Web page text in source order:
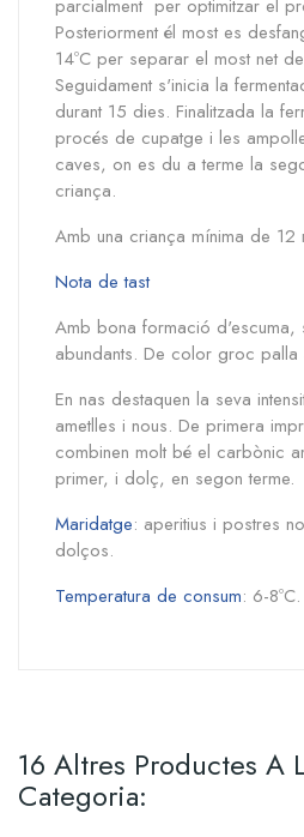
parcialment per optimitzar el
Posteriorment él most es
14ºC per separar el most net
Seguidament s'inicia la
durant 15 dies. Finalitzada la
procés de cupatge i les
caves, on es du a terme la
criança.
Amb una criança mínima de 12
Nota de tast
Amb bona formació d'escuma,
abundants. De color groc palla
En nas destaquen la seva
ametlles i nous. De primera
combinen molt bé el carbònic
primer, i dolç, en segon terme.
Maridatge: aperitius i postres
dolços.
Temperatura de consum: 6-8ºC.
16 Altres Productes A
Categoria: